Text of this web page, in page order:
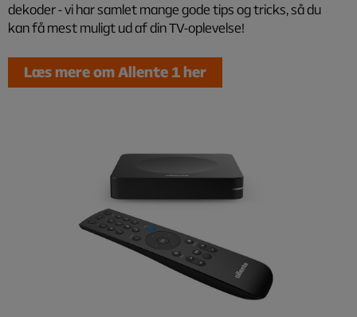
dekoder - vi har samlet mange gode tips og tricks, så du
kan få mest muligt ud af din TV-oplevelse!
Læs mere om Allente 1 her